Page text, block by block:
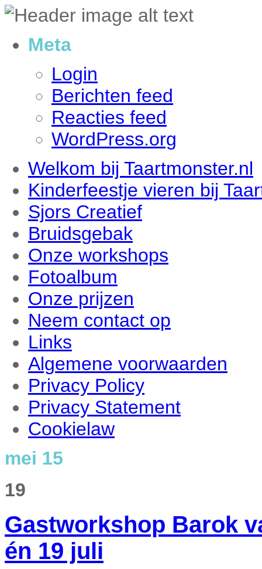
Meta
Login
Berichten feed
Reacties feed
WordPress.org
Welkom bij Taartmonster.nl
Kinderfeestje vieren bij
Sjors Creatief
Bruidsgebak
Onze workshops
Fotoalbum
Onze prijzen
Neem contact op
Links
Algemene voorwaarden
Privacy Policy
Privacy Statement
Cookielaw
mei 15
19
Gastworkshop Barok
én 19 juli